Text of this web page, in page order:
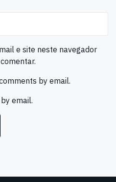
e site neste navegador
by email.
email.